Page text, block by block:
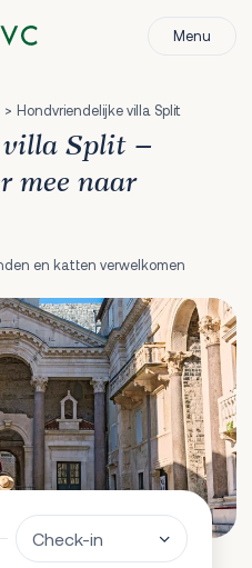
Menu
Hondvriendelijke villa Split
Split –
mee naar
en katten verwelkomen